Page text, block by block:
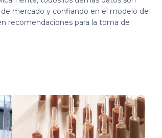
mercado y confiando en el modelo de
recomendaciones para la toma de